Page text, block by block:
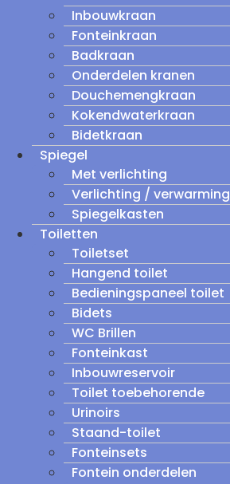
Inbouwkraan
Fonteinkraan
Badkraan
Onderdelen kranen
Douchemengkraan
Kokendwaterkraan
Bidetkraan
Spiegel
Met verlichting
Verlichting / verwarming
Spiegelkasten
Toiletten
Toiletset
Hangend toilet
Bedieningspaneel toilet
Bidets
WC Brillen
Fonteinkast
Inbouwreservoir
Toilet toebehorende
Urinoirs
Staand-toilet
Fonteinsets
Fontein onderdelen